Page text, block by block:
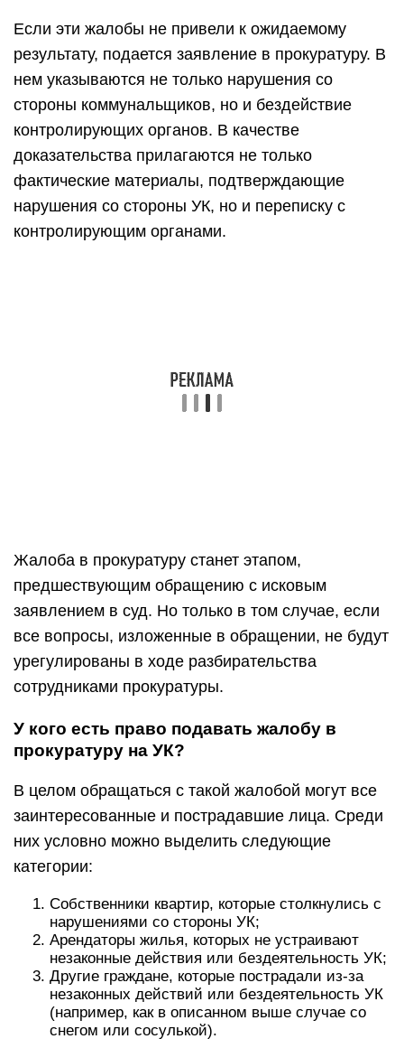
Если эти жалобы не привели к ожидаемому
результату, подается заявление в прокуратуру. В
нем указываются не только нарушения со
стороны коммунальщиков, но и бездействие
контролирующих органов. В качестве
доказательства прилагаются не только
фактические материалы, подтверждающие
нарушения со стороны УК, но и переписку с
контролирующим органами.
Жалоба в прокуратуру станет этапом,
предшествующим обращению с исковым
заявлением в суд. Но только в том случае, если
все вопросы, изложенные в обращении, не будут
урегулированы в ходе разбирательства
сотрудниками прокуратуры.
У кого есть право подавать жалобу в
прокуратуру на УК?
В целом обращаться с такой жалобой могут все
заинтересованные и пострадавшие лица. Среди
них условно можно выделить следующие
категории:
Собственники квартир, которые столкнулись с
нарушениями со стороны УК;
Арендаторы жилья, которых не устраивают
незаконные действия или бездеятельность УК;
Другие граждане, которые пострадали из-за
незаконных действий или бездеятельность УК
(например, как в описанном выше случае со
снегом или сосулькой).